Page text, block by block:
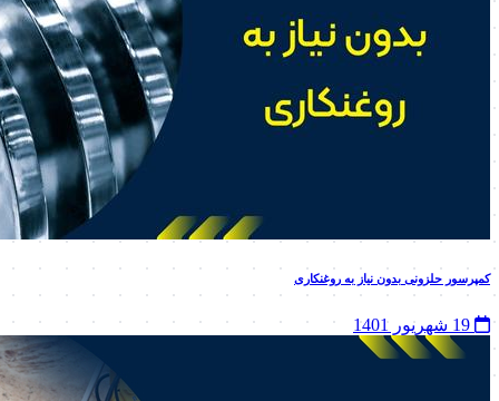
کمپرسور حلزونی بدون نیاز به روغنکاری